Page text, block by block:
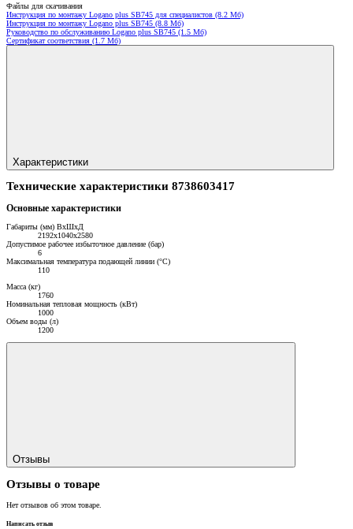
Файлы для скачивания
Инструкция по монтажу Logano plus SB745 для специалистов (8.2 Мб)
Инструкция по монтажу Logano plus SB745 (8.8 Мб)
Руководство по обслуживанию Logano plus SB745 (1.5 Мб)
Сертификат соответствия (1.7 Мб)
Характеристики
Технические характеристики 8738603417
Основные характеристики
Габариты (мм) ВхШхД
2192x1040x2580
Допустимое рабочее избыточное давление (бар)
6
Максимальная температура подающей линии (°С)
110
Масса (кг)
1760
Номинальная тепловая мощность (кВт)
1000
Объем воды (л)
1200
Отзывы
Отзывы о товаре
Нет отзывов об этом товаре.
Написать отзыв